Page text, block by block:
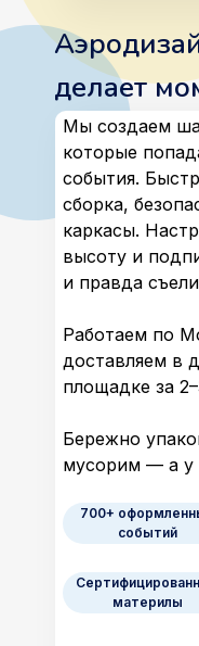
делает
Мы создаем
которые
события.
сборка,
каркасы.
высоту и
и правда
Работаем по
доставляем в
площадке за
Бережно
мусорим — а у
материлы
700+
событий